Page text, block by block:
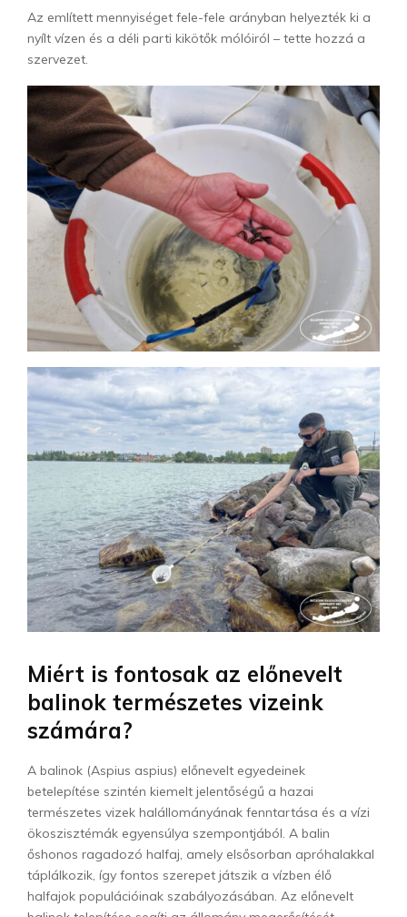
Az említett mennyiséget fele-fele arányban helyezték ki a
nyílt vízen és a déli parti kikötők mólóiról – tette hozzá a
szervezet.
Miért is fontosak az előnevelt
balinok természetes vizeink
számára?
A balinok (Aspius aspius) előnevelt egyedeinek
betelepítése szintén kiemelt jelentőségű a hazai
természetes vizek halállományának fenntartása és a vízi
ökoszisztémák egyensúlya szempontjából. A balin
őshonos ragadozó halfaj, amely elsősorban apróhalakkal
táplálkozik, így fontos szerepet játszik a vízben élő
halfajok populációinak szabályozásában. Az előnevelt